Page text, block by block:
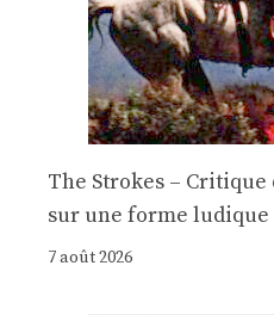
The Strokes – Critique
sur une forme ludique
7 août 2026